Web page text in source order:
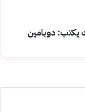
يكتب: دوبامين